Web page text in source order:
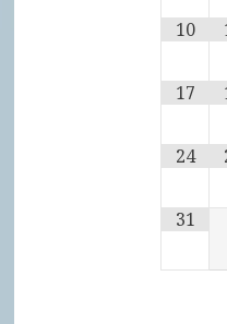
10
17
24
31